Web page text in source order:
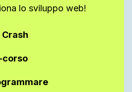
lo sviluppo web!
corso